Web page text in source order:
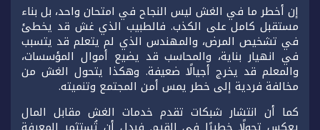
إن أخطر ما في الغش ليس النجاح في امتحان واحد، بل بناء
مستقبل كامل على الكذب. فالطبيب الذي غش قد يخطئ
في تشخيص المرض، والمهندس الذي لم يتعلم قد يتسبب
في انهيار بناية، والمحاسب قد يضيع أموال المؤسسات،
والمعلم قد يخرج أجيالًا ضعيفة. وهكذا يتحول الغش من
مخالفة فردية إلى خطر يمس أمن المجتمع وتنميته.
كما أن انتشار شبكات تقدم خدمات الغش مقابل المال